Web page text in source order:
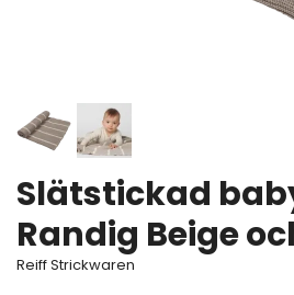
Slätstickad
Randig Beige
Reiff Strickwaren